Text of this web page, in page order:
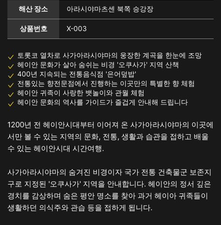
해산 장소 아라시야마츠센 북쪽 승강장
상품번호 X-003
토롯코 열차로 사가아라시야마의 웅장한 계곡을 한눈에 조망
헤이안 문화가 살아 숨쉬는 비경 '오쿠사가' 지역 산책
400년 지속되는 전통음식점 '은어덮밥'
전통있는 향전문점에서 진행하는 이곳만의 특별한 향 체험
헤이안 귀족이 사랑한 뱃놀이와 관월 체험
헤이안 문화의 역사를 가이드가 즐겁게 안내해 드립니다
1200년 전 헤이안시대부터 이어져 온 사가아라시야마의 이곳에
서만 볼 수 있는 지역의 문화, 전통, 생활과 습관을 접하고 배울
수 있는 헤이안시대 시간여행.
사가아라시야마의 숨겨진 비경이자 국가 전통 건축물군 보존지
구로 지정된 '오쿠사가' 지역을 안내합니다. 헤이안의 정서 깊은
경치를 감상하며 숨은 평안 명소를 찾아 과거 헤이아 귀족들이
생활하던 의식주와 관습 등을 접하게 됩니다.